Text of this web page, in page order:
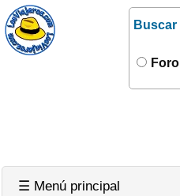
Buscar
Foro
☰ Menú principal